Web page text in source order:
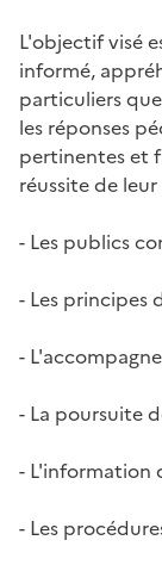
L'objectif visé
informé,
particuliers
les réponses
pertinentes et
réussite de
- Les publics
- Les principes
-
- La poursuite
- L'information
- Les